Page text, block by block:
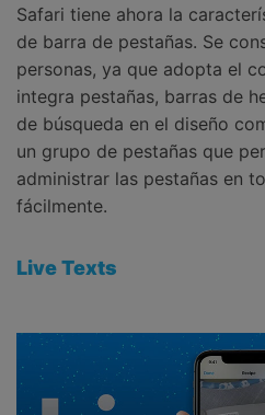
Safari tiene ahora la
de barra de pestañas. Se
personas, ya que adopta el
integra pestañas, barras de
de búsqueda en el diseño
un grupo de pestañas que
administrar las pestañas en
fácilmente.
Live Texts